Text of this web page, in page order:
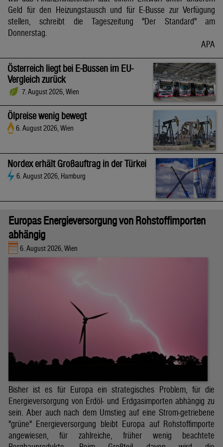
Geld für den Heizungstausch und für E-Busse zur Verfügung
stellen, schreibt die Tageszeitung "Der Standard" am
Donnerstag.
APA
Österreich liegt bei E-Bussen im EU-
Vergleich zurück
7. August 2026, Wien
Ölpreise wenig bewegt
6. August 2026, Wien
Nordex erhält Großauftrag in der Türkei
6. August 2026, Hamburg
Europas Energieversorgung von Rohstoffimporten
abhängig
6. August 2026, Wien
Bisher ist es für Europa ein strategisches Problem, für die
Energieversorgung von Erdöl- und Erdgasimporten abhängig zu
sein. Aber auch nach dem Umstieg auf eine Strom-getriebene
"grüne" Energieversorgung bleibt Europa auf Rohstoffimporte
angewiesen, für zahlreiche, früher wenig beachtete